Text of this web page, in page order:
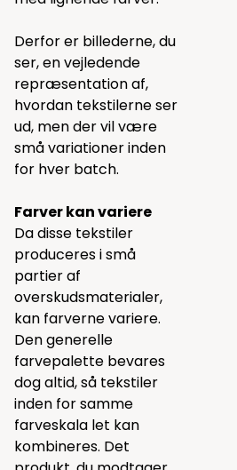
Derfor er billederne, du
ser, en vejledende
repræsentation af,
hvordan tekstilerne ser
ud, men der vil være
små variationer inden
for hver batch.
Farver kan variere
Da disse tekstiler
produceres i små
partier af
overskudsmaterialer,
kan farverne variere.
Den generelle
farvepalette bevares
dog altid, så tekstiler
inden for samme
farveskala let kan
kombineres. Det